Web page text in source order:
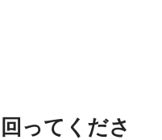
ってくださ